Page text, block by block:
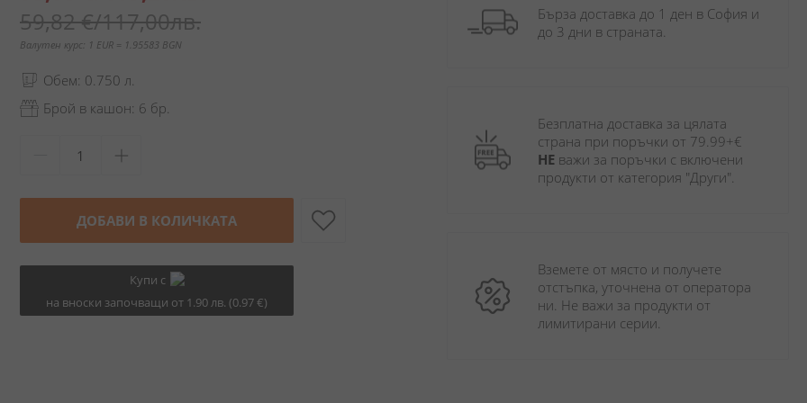
59,82 €/117,00лв.
Валутен курс: 1 EUR = 1.95583 BGN
Обем: 0.750 л.
Брой в кашон: 6 бр.
ДОБАВИ В КОЛИЧКАТА
Купи с
на вноски започващи от 1.90 лв. (0.97 €)
Бърза доставка до 1 ден в София и
до 3 дни в страната.
Безплатна доставка за цялата
НЕ важи за поръчки с включени
продукти от категория "Други".
Вземете от място и получете
отстъпка, уточнена от оператора
ни. Не важи за продукти от
лимитирани серии.